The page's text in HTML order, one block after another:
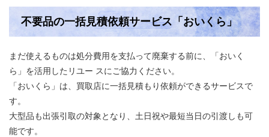
不要品の一括見積依頼サービス「おいくら」
まだ使えるものは処分費用を支払って廃棄する前に、「おいく
ら」を活用したリユー スにご協力ください。
「おいくら」は、買取店に一括見積もり依頼ができるサービスで
す。
大型品も出張引取の対象となり、土日祝や最短当日の引渡しも可
能です。